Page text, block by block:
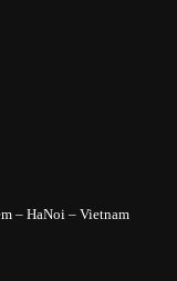
– HaNoi – Vietnam